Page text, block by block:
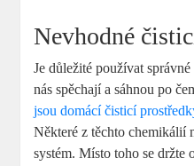
Nevhodné
Je důležité používat
nás spěchají a sáhnou po
jsou domácí čisticí
Některé z těchto chemikálií
systém. Místo toho se držte